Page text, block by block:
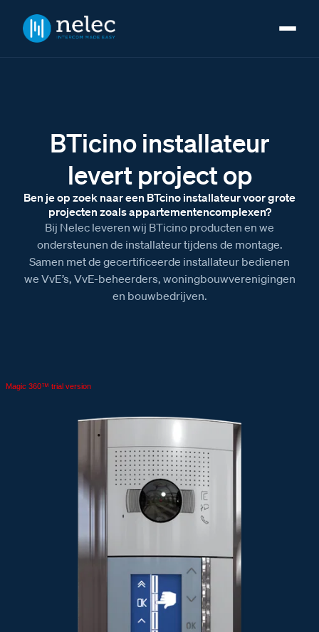
BTicino installateur
levert project op
Ben je op zoek naar een BTcino installateur voor grote
projecten zoals appartementencomplexen?
Bij Nelec leveren wij BTicino producten en we
ondersteunen de installateur tijdens de montage.
Samen met de gecertificeerde installateur bedienen
we VvE’s, VvE-beheerders, woningbouwverenigingen
en bouwbedrijven.
Magic 360™ trial version